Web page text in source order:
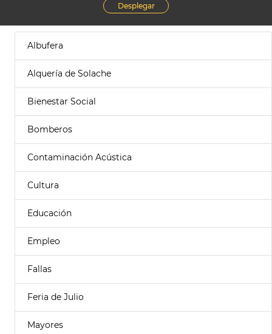
Desplegar
Albufera
Alquería de Solache
Bienestar Social
Bomberos
Contaminación Acústica
Cultura
Educación
Empleo
Fallas
Feria de Julio
Mayores